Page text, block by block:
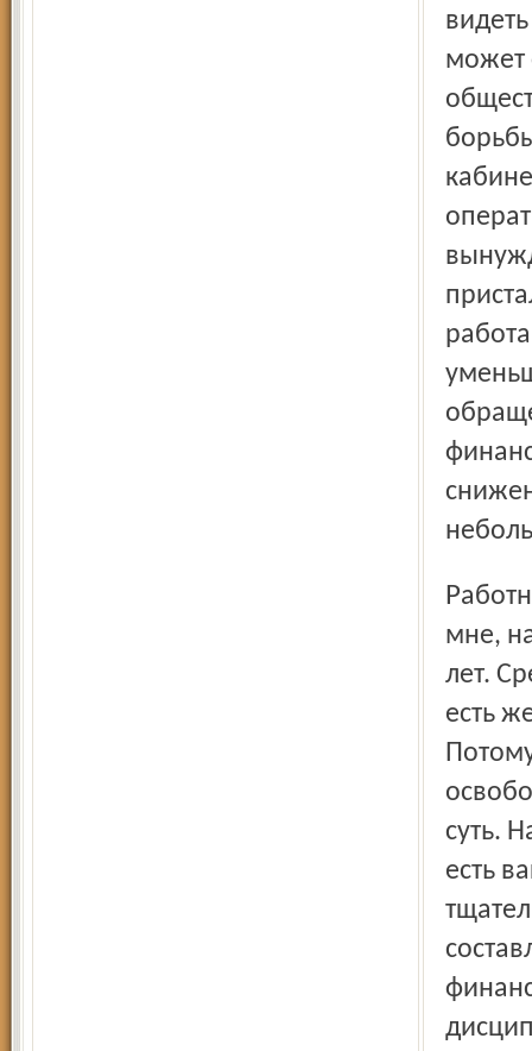
может
Работники у нас все молодые. Достаточно сказать, что
мне,
лет.
есть
суть.
есть